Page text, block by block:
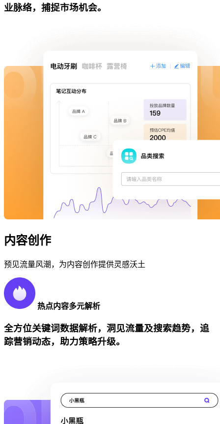
业脉络，捕捉市场机会。
内容创作
预见流量风潮，为内容创作提供灵感沃土
热点内容多元解析
全方位关键词数据解析，洞见流量及搜索趋势，追
踪营销动态，助力策略升级。